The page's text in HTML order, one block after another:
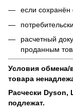
если сохранён
расчетный
проданным
Условия обмена/
товара
Расчески Dyson,
подлежат.